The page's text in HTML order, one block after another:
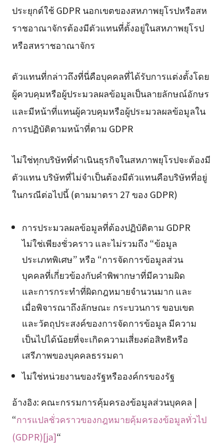
ประยุกต์ใช้ GDPR นอกเขตของสหภาพยุโรปหรือสห
ราชอาณาจักรต้องมีตัวแทนที่ตั้งอยู่ในสหภาพยุโรป
หรือสหราชอาณาจักร
ตัวแทนที่กล่าวถึงที่นี่คือบุคคลที่ได้รับการแต่งตั้งโดย
ผู้ควบคุมหรือผู้ประมวลผลข้อมูลเป็นลายลักษณ์อักษร
และมีหน้าที่แทนผู้ควบคุมหรือผู้ประมวลผลข้อมูลใน
การปฏิบัติตามหน้าที่ตาม GDPR
ไม่ใช่ทุกบริษัทที่ดำเนินธุรกิจในสหภาพยุโรปจะต้องมี
ตัวแทน บริษัทที่ไม่จำเป็นต้องมีตัวแทนคือบริษัทที่อยู่
ในกรณีต่อไปนี้ (ตามมาตรา 27 ของ GDPR)
การประมวลผลข้อมูลที่ต้องปฏิบัติตาม GDPR
ไม่ใช่เพียงชั่วคราว และไม่รวมถึง “ข้อมูล
ประเภทพิเศษ” หรือ “การจัดการข้อมูลส่วน
บุคคลที่เกี่ยวข้องกับคำพิพากษาที่มีความผิด
และการกระทำที่ผิดกฎหมายจำนวนมาก และ
เมื่อพิจารณาถึงลักษณะ กระบวนการ ขอบเขต
และวัตถุประสงค์ของการจัดการข้อมูล มีความ
เป็นไปได้น้อยที่จะเกิดความเสี่ยงต่อสิทธิหรือ
เสรีภาพของบุคคลธรรมดา
ไม่ใช่หน่วยงานของรัฐหรือองค์กรของรัฐ
อ้างอิง: คณะกรรมการคุ้มครองข้อมูลส่วนบุคคล |
“การแปลชั่วคราวของกฎหมายคุ้มครองข้อมูลทั่วไป
(GDPR)[ja]“